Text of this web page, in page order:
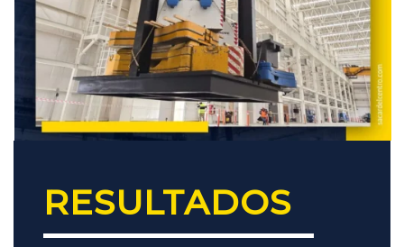
RESULTADOS